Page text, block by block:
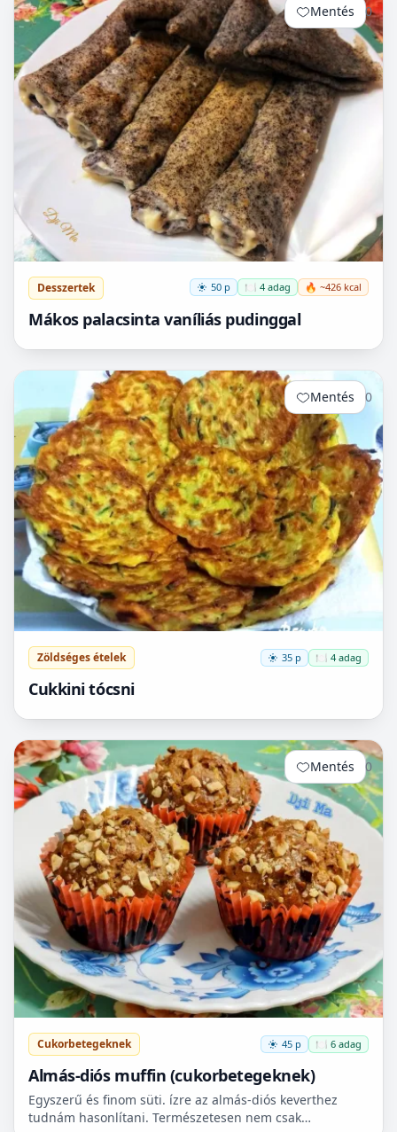
Mentés 0
Desszertek 50 p 🍽️ 4 adag 🔥 ~426 kcal
Mákos palacsinta vaníliás pudinggal
Mentés 0
Zöldséges ételek 35 p 🍽️ 4 adag
Cukkini tócsni
Mentés 0
Cukorbetegeknek 45 p 🍽️ 6 adag
Almás-diós muffin (cukorbetegeknek)
Egyszerű és finom süti. ízre az almás-diós keverthez
tudnám hasonlítani. Természetesen nem csak